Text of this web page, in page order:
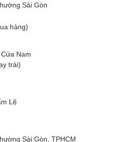
Sài Gòn
hàng)
Nam
trái)
Lệ
Sài Gòn, TPHCM